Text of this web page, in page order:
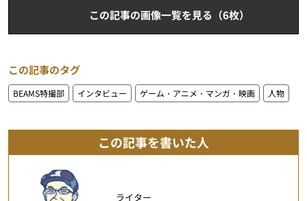
この記事の画像一覧を見る（6枚）
この記事のタグ
BEAMS特撮部 インタビュー ゲーム・アニメ・マンガ・映画 人物
この記事を書いた人
ライター